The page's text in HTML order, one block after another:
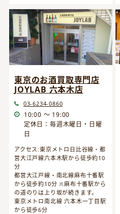
東京のお酒買取専門店
JOYLAB 六本木店
03-6234-0860
10:00 ～ 19:00
定休日：毎週木曜日・日曜
日
アクセス:東京メトロ日比谷線・都
営大江戸線六本木駅から徒歩約10
分
都営大江戸線・南北線麻布十番駅
から徒歩約10分 ※麻布十番駅から
の道のりは上り坂が続きます。
東京メトロ南北線 六本木一丁目駅
から徒歩6分